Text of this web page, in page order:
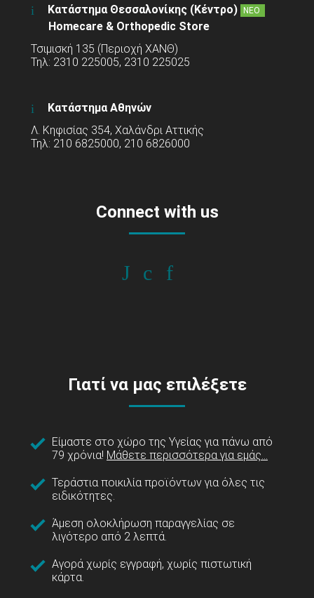
Κατάστημα Θεσσαλονίκης (Κέντρο) ΝΕΟ
Homecare & Orthopedic Store
Τσιμισκή 135 (Περιοχή ΧΑΝΘ)
Τηλ: 2310 225005, 2310 225025
Κατάστημα Αθηνών
Λ. Κηφισίας 354, Χαλάνδρι Αττικής
Τηλ: 210 6825000, 210 6826000
Connect with us
Γιατί να μας επιλέξετε
Είμαστε στο χώρο της Υγείας για πάνω από
79 χρόνια! Μάθετε περισσότερα για εμάς...
Τεράστια ποικιλία προϊόντων για όλες τις
ειδικότητες.
Άμεση ολοκλήρωση παραγγελίας σε
λιγότερο από 2 λεπτά.
Αγορά χωρίς εγγραφή, χωρίς πιστωτική
κάρτα.